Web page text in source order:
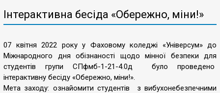
Інтерактивна бесіда «Обережно, міни!»
07 квітня 2022 року у Фаховому коледжі «Універсум» до
Міжнародного дня обізнаності щодо мінної безпеки для
студентів групи СПфмб-1-21-4.0д було проведено
інтерактивну бесіду «Обережно, міни!».
Мета заходу: ознайомити студентів з вибухонебезпечними